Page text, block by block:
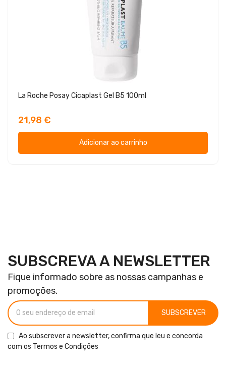
La Roche Posay Cicaplast Gel B5 100ml
21,98 €
Adicionar ao carrinho
SUBSCREVA A NEWSLETTER
Fique informado sobre as nossas campanhas e
promoções.
SUBSCREVER
Ao subscrever a newsletter, confirma que leu e concorda
com os Termos e Condições